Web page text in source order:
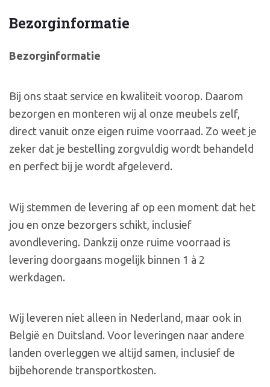
Bezorginformatie
Bezorginformatie
Bij ons staat service en kwaliteit voorop. Daarom
bezorgen en monteren wij al onze meubels zelf,
direct vanuit onze eigen ruime voorraad. Zo weet je
zeker dat je bestelling zorgvuldig wordt behandeld
en perfect bij je wordt afgeleverd.
Wij stemmen de levering af op een moment dat het
jou en onze bezorgers schikt, inclusief
avondlevering. Dankzij onze ruime voorraad is
levering doorgaans mogelijk binnen 1 à 2
werkdagen.
Wij leveren niet alleen in Nederland, maar ook in
België en Duitsland. Voor leveringen naar andere
landen overleggen we altijd samen, inclusief de
bijbehorende transportkosten.